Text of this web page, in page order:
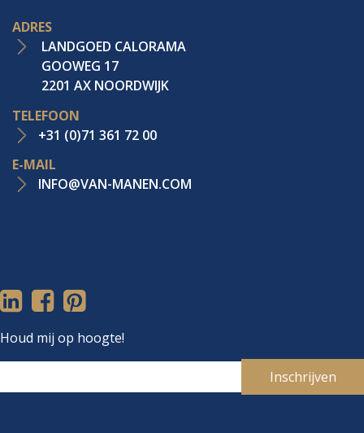
ADRES
LANDGOED CALORAMA
GOOWEG 17
2201 AX NOORDWIJK
TELEFOON
+31 (0)71 361 72 00
E-MAIL
INFO@VAN-MANEN.COM
Houd mij op hoogte!
Je e-mailadres
Inschrijven